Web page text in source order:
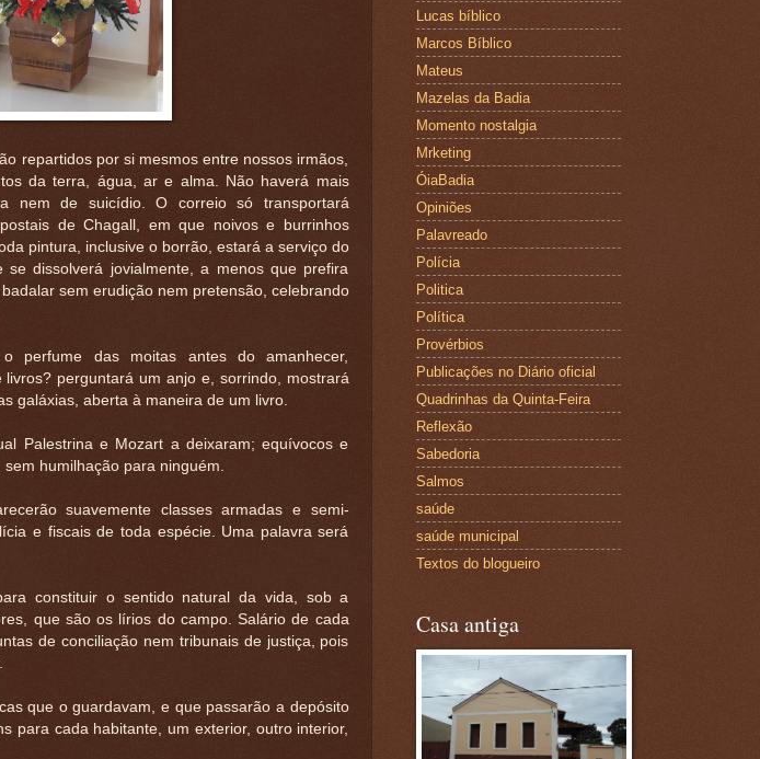
repartidos por si mesmos entre nossos irmãos,
da terra, água, ar e alma. Não haverá mais
nem de suicídio. O correio só transportará
de Chagall, em que noivos e burrinhos
pintura, inclusive o borrão, estará a serviço do
dissolverá jovialmente, a menos que prefira
sem erudição nem pretensão, celebrando
perfume das moitas antes do amanhecer,
perguntará um anjo e, sorrindo, mostrará
galáxias, aberta à maneira de um livro.
Palestrina e Mozart a deixaram; equívocos e
humilhação para ninguém.
suavemente classes armadas e semi-
e fiscais de toda espécie. Uma palavra será
constituir o sentido natural da vida, sob a
que são os lírios do campo. Salário de cada
de conciliação nem tribunais de justiça, pois
que o guardavam, e que passarão a depósito
para cada habitante, um exterior, outro interior,
Lucas bíblico
Marcos Bíblico
Mateus
Mazelas da Badia
Momento nostalgia
Mrketing
ÓiaBadia
Opiniões
Palavreado
Polícia
Politica
Política
Provérbios
Publicações no Diário oficial
Quadrinhas da Quinta-Feira
Reflexão
Sabedoria
Salmos
saúde
saúde municipal
Textos do blogueiro
Casa antiga